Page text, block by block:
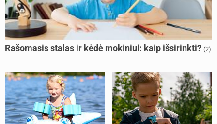
Rašomasis stalas ir kėdė mokiniui: kaip išsirinkti? (2)